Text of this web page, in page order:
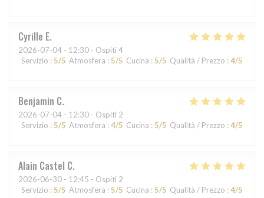
Cyrille E
2026-07-04 - 12:30 - Ospiti 4
Servizio : 5/5 Atmosfera : 5/5 Cucina : 5/5 Qualità / Prezzo : 4/5
Benjamin C
2026-07-04 - 12:30 - Ospiti 2
Servizio : 5/5 Atmosfera : 4/5 Cucina : 5/5 Qualità / Prezzo : 4/5
Alain Castel C
2026-06-30 - 12:45 - Ospiti 2
Servizio : 5/5 Atmosfera : 5/5 Cucina : 5/5 Qualità / Prezzo : 4/5